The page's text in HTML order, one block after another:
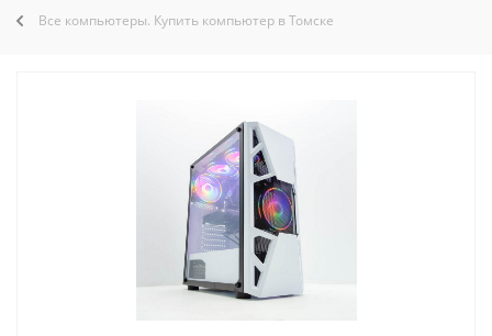
Все компьютеры. Купить компьютер в Томске